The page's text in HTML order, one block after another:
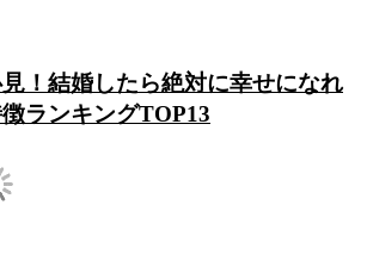
！結婚したら絶対に幸せになれ
ランキングTOP13